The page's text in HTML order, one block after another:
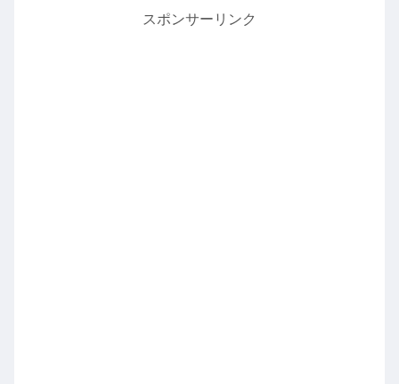
スポンサーリンク